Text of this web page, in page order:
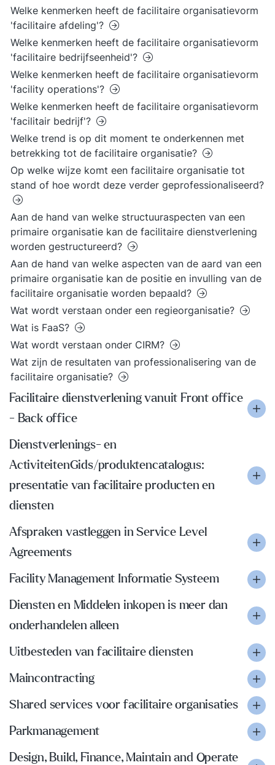
Welke kenmerken heeft de facilitaire organisatievorm
'facilitaire afdeling'?
Welke kenmerken heeft de facilitaire organisatievorm
'facilitaire bedrijfseenheid'?
Welke kenmerken heeft de facilitaire organisatievorm
'facility operations'?
Welke kenmerken heeft de facilitaire organisatievorm
'facilitair bedrijf'?
Welke trend is op dit moment te onderkennen met
betrekking tot de facilitaire organisatie?
Op welke wijze komt een facilitaire organisatie tot
stand of hoe wordt deze verder geprofessionaliseerd?
Aan de hand van welke structuuraspecten van een
primaire organisatie kan de facilitaire dienstverlening
worden gestructureerd?
Aan de hand van welke aspecten van de aard van een
primaire organisatie kan de positie en invulling van de
facilitaire organisatie worden bepaald?
Wat wordt verstaan onder een regieorganisatie?
Wat is FaaS?
Wat wordt verstaan onder CIRM?
Wat zijn de resultaten van professionalisering van de
facilitaire organisatie?
Facilitaire dienstverlening vanuit Front office
- Back office
Dienstverlenings- en
ActiviteitenGids/produktencatalogus:
presentatie van facilitaire producten en
diensten
Afspraken vastleggen in Service Level
Agreements
Facility Management Informatie Systeem
Diensten en Middelen inkopen is meer dan
onderhandelen alleen
Uitbesteden van facilitaire diensten
Maincontracting
Shared services voor facilitaire organisaties
Parkmanagement
Design, Build, Finance, Maintain and Operate